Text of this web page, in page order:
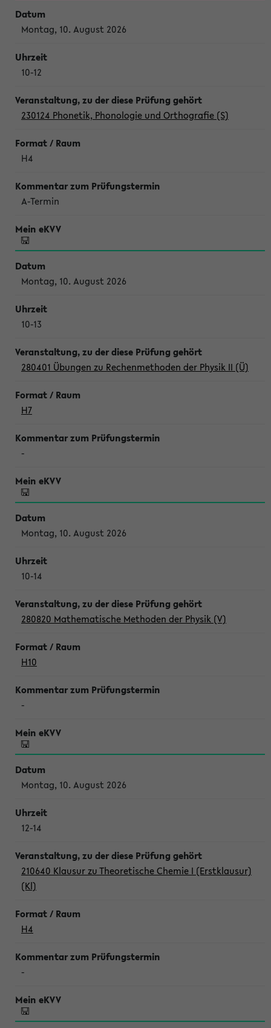
Montag, 10. August 2026
10-12
230124 Phonetik, Phonologie und Orthografie (S)
H4
A-Termin
Montag, 10. August 2026
10-13
280401 Übungen zu Rechenmethoden der Physik II (Ü)
H7
-
Montag, 10. August 2026
10-14
280820 Mathematische Methoden der Physik (V)
H10
-
Montag, 10. August 2026
12-14
210640 Klausur zu Theoretische Chemie I (Erstklausur)
(Kl)
H4
-